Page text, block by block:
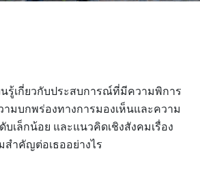
รู้เกี่ยวกับประสบการณ์ที่มีความพิการ
มบกพร่องทางการมองเห็นและความ
บเล็กน้อย และแนวคิดเชิงสังคมเรื่อง
ำคัญต่อเธออย่างไร